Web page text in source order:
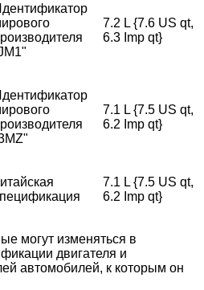
7.2 L {7.6 US qt,
6.3 Imp qt}
7.1 L {7.5 US qt,
6.2 Imp qt}
7.1 L {7.5 US qt,
6.2 Imp qt}
могут изменяться в
двигателя и
автомобилей, к которым он